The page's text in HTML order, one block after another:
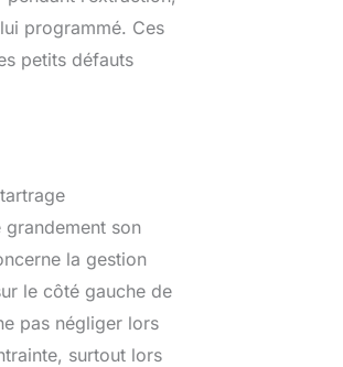
programmé. Ces
petits défauts
son
la gestion
le côté gauche de
pas négliger lors
surtout lors